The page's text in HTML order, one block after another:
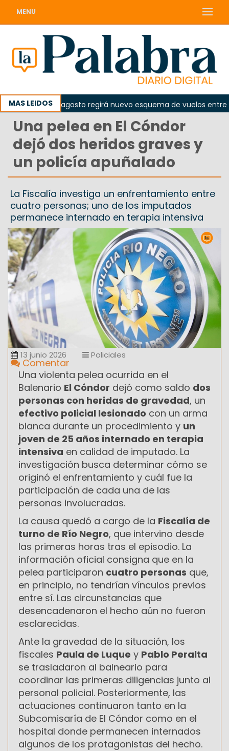
MENU
MAS LEIDOS
el 10 de agosto regirá nuevo esquema de vuelos entre
Una pelea en El Cóndor
dejó dos heridos graves y
un policía apuñalado
La Fiscalía investiga un enfrentamiento entre
cuatro personas; uno de los imputados
permanece internado en terapia intensiva
13 junio 2026 Policiales
Comentar
Una violenta pelea ocurrida en el
Balenario El Cóndor dejó como saldo dos
personas con heridas de gravedad, un
efectivo policial lesionado con un arma
blanca durante un procedimiento y un
joven de 25 años internado en terapia
intensiva en calidad de imputado. La
investigación busca determinar cómo se
originó el enfrentamiento y cuál fue la
participación de cada una de las
personas involucradas.
La causa quedó a cargo de la Fiscalía de
turno de Río Negro, que intervino desde
las primeras horas tras el episodio. La
información oficial consigna que en la
pelea participaron cuatro personas que,
en principio, no tendrían vínculos previos
entre sí. Las circunstancias que
desencadenaron el hecho aún no fueron
esclarecidas.
Ante la gravedad de la situación, los
fiscales Paula de Luque y Pablo Peralta
se trasladaron al balneario para
coordinar las primeras diligencias junto al
personal policial. Posteriormente, las
actuaciones continuaron tanto en la
Subcomisaría de El Cóndor como en el
hospital donde permanecen internados
algunos de los protagonistas del hecho.